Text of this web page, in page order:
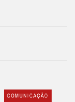
COMUNICAÇÃO